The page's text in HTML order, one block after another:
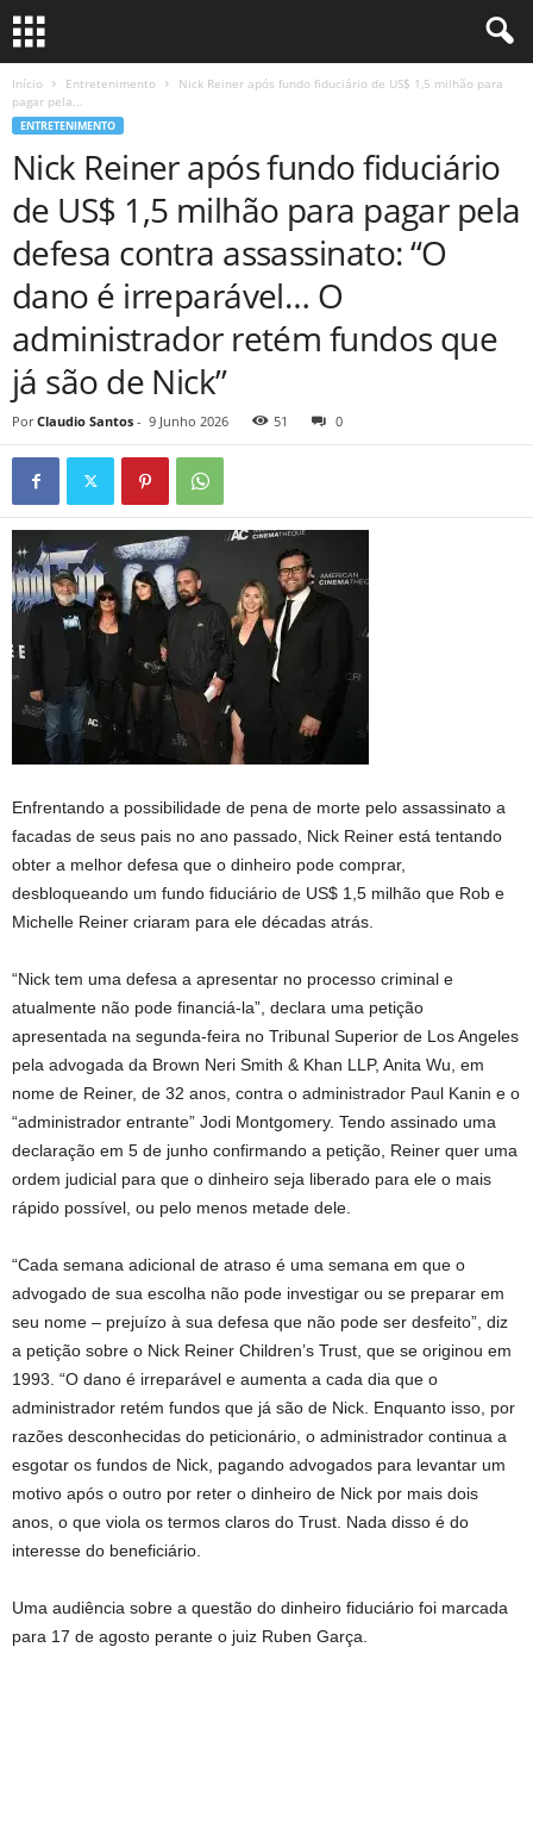
Início Entretenimento
Nick Reiner após fundo fiduciário de US$ 1,5 milhão para
pagar pela...
ENTRETENIMENTO
Nick Reiner após fundo fiduciário
de US$ 1,5 milhão para pagar pela
defesa contra assassinato: “O
dano é irreparável… O
administrador retém fundos que
já são de Nick”
Por Claudio Santos - 9 Junho 2026 51 0
Enfrentando a possibilidade de pena de morte pelo assassinato a
facadas de seus pais no ano passado, Nick Reiner está tentando
obter a melhor defesa que o dinheiro pode comprar,
desbloqueando um fundo fiduciário de US$ 1,5 milhão que Rob e
Michelle Reiner criaram para ele décadas atrás.
“Nick tem uma defesa a apresentar no processo criminal e
atualmente não pode financiá-la”, declara uma petição
apresentada na segunda-feira no Tribunal Superior de Los Angeles
pela advogada da Brown Neri Smith & Khan LLP, Anita Wu, em
nome de Reiner, de 32 anos, contra o administrador Paul Kanin e o
“administrador entrante” Jodi Montgomery. Tendo assinado uma
declaração em 5 de junho confirmando a petição, Reiner quer uma
ordem judicial para que o dinheiro seja liberado para ele o mais
rápido possível, ou pelo menos metade dele.
“Cada semana adicional de atraso é uma semana em que o
advogado de sua escolha não pode investigar ou se preparar em
seu nome – prejuízo à sua defesa que não pode ser desfeito”, diz
a petição sobre o Nick Reiner Children’s Trust, que se originou em
1993. “O dano é irreparável e aumenta a cada dia que o
administrador retém fundos que já são de Nick. Enquanto isso, por
razões desconhecidas do peticionário, o administrador continua a
esgotar os fundos de Nick, pagando advogados para levantar um
motivo após o outro por reter o dinheiro de Nick por mais dois
anos, o que viola os termos claros do Trust. Nada disso é do
interesse do beneficiário.
Uma audiência sobre a questão do dinheiro fiduciário foi marcada
para 17 de agosto perante o juiz Ruben Garça.